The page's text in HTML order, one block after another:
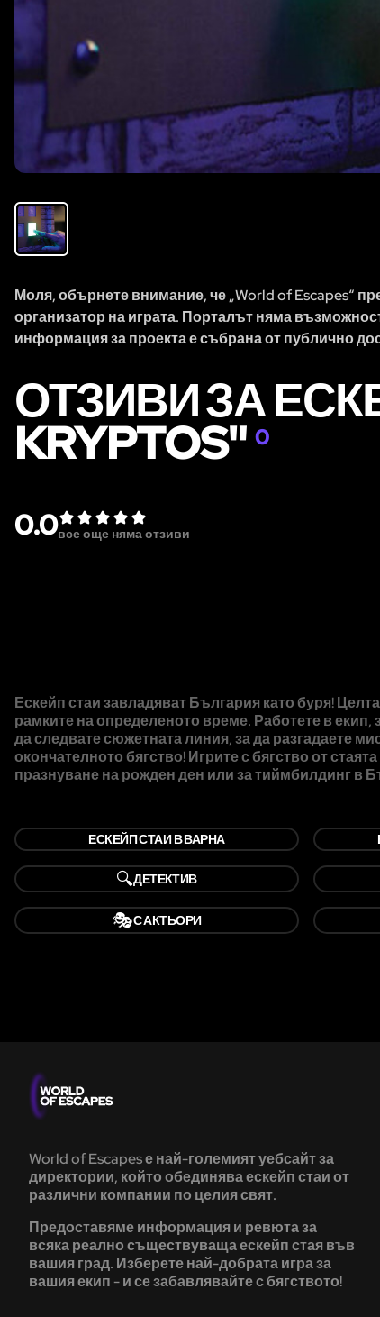
Моля, обърнете внимание, че „World of Escapes“
организатор на играта. Порталът няма
информация за проекта е събрана от публично
ОТЗИВИ ЗА
KRYPTOS"0
0.0все още няма отзиви
Ескейп стаи завладяват България като буря!
рамките на определеното време. Работете в екип,
да следвате сюжетната линия, за да разгадаете
окончателното бягство! Игрите с бягство от
празнуване на рожден ден или за тиймбилдинг в
ЕСКЕЙП СТАИ В ВАРНА
🔍ДЕТЕКТИВ
🎭С АКТЬОРИ
World of Escapes е най-големият уебсайт за
директории, който обединява ескейп стаи от
различни компании по целия свят.
Предоставяме информация и ревюта за
всяка реално съществуваща ескейп стая във
вашия град. Изберете най-добрата игра за
вашия екип - и се забавлявайте с бягството!